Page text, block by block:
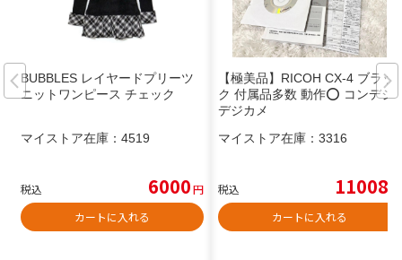
BUBBLES レイヤードプリーツ
ニットワンピース チェック
マイストア在庫： 4519
税込 6000円
カートに入れる
【極美品】RICOH CX-4 ブラッ
ク 付属品多数 動作⭕️ コンデジ
デジカメ
マイストア在庫： 3316
税込 11008
カートに入れる